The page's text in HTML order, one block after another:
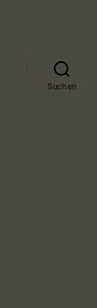
Suchen